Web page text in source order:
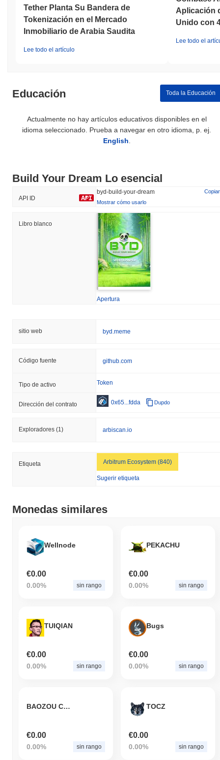
Tether Planta Su Bandera de
Tokenización en el Mercado
Inmobiliario de Arabia Saudita
Lee todo el artículo
Aplicación
Unido con
Lee todo el
Educación Toda la Educación
Actualmente no hay artículos educativos disponibles en el
idioma seleccionado. Prueba a navegar en otro idioma, p. ej.
English
Build Your Dream Lo esencial
API ID
byd-build-your-dream
Copiar
Mostrar cómo usarlo
Libro blanco
Apertura
sitio web byd.meme
Código fuente github.com
Tipo de activo Token
Dirección del contrato 0x65...fdda Dupdo
Exploradores (1) arbiscan.io
Etiqueta Arbitrum Ecosystem (840)
Sugerir etiqueta
Monedas similares
Wellnode
€0.00
0.00% sin rango
PEKACHU
€0.00
0.00% sin rango
TUIQIAN
€0.00
0.00% sin rango
Bugs
€0.00
0.00% sin rango
BAOZOU COIN
€0.00
0.00% sin rango
TOCZ
€0.00
0.00% sin rango